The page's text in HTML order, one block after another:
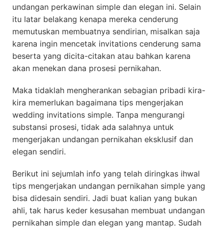
undangan perkawinan simple dan elegan ini. Selain
itu latar belakang kenapa mereka cenderung
memutuskan membuatnya sendirian, misalkan saja
karena ingin mencetak invitations cenderung sama
beserta yang dicita-citakan atau bahkan karena
akan menekan dana prosesi pernikahan.
Maka tidaklah mengherankan sebagian pribadi kira-
kira memerlukan bagaimana tips mengerjakan
wedding invitations simple. Tanpa mengurangi
substansi prosesi, tidak ada salahnya untuk
mengerjakan undangan pernikahan eksklusif dan
elegan sendiri.
Berikut ini sejumlah info yang telah diringkas ihwal
tips mengerjakan undangan pernikahan simple yang
bisa didesain sendiri. Jadi buat kalian yang bukan
ahli, tak harus keder kesusahan membuat undangan
pernikahan simple dan elegan yang mantap. Sudah